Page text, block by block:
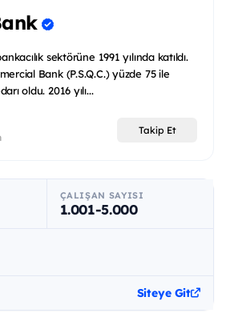
sektörüne 1991 yılında katıldı.
Bank (P.S.Q.C.) yüzde 75 ile
oldu. 2016 yılı...
Takip Et
ÇALIŞAN SAYISI
1.001-5.000
Siteye Git